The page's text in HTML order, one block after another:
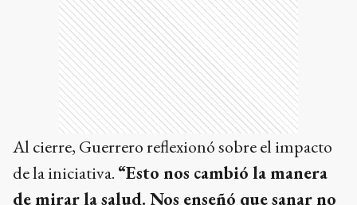
Al cierre, Guerrero reflexionó sobre el impacto